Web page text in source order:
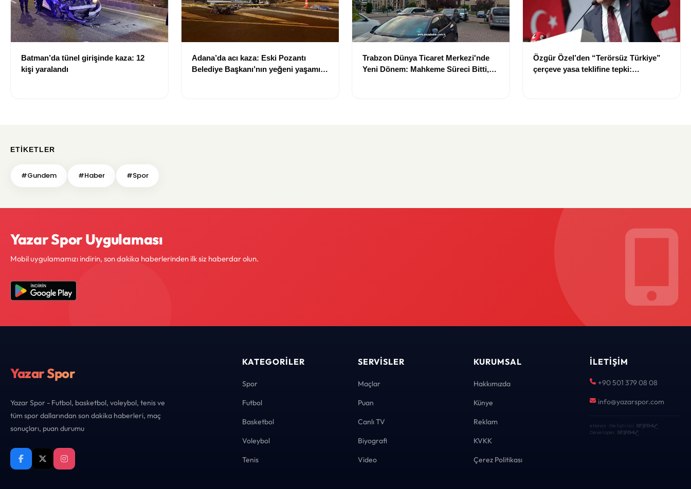
Batman’da tünel girişinde kaza: 12
kişi yaralandı
Adana’da acı kaza: Eski Pozantı
Belediye Başkanı’nın yeğeni yaşamını
Trabzon Dünya Ticaret Merkezi'nde
Yeni Dönem: Mahkeme Süreci Bitti,
Özgür Özel’den “Terörsüz Türkiye”
çerçeve yasa teklifine tepki:
ETIKETLER
#Gundem #Haber #Spor
Yazar Spor Uygulaması
Mobil uygulamamızı indirin, son dakika haberlerinden ilk siz haberdar olun.
Yazar Spor
Yazar Spor - Futbol, basketbol, voleybol, tenis ve
tüm spor dallarından son dakika haberleri, maç
sonuçları, puan durumu
KATEGORILER
Spor
Futbol
Basketbol
Voleybol
Tenis
SERVISLER
Maçlar
Puan
Canlı TV
Biyografi
Video
KURUMSAL
Hakkımızda
Künye
Reklam
KVKK
Çerez Politikası
İLETIŞIM
+90 501 379 08 08
info@yazarspor.com
eNews · Geliştirici KEYDAL·
Developer KEYDAL